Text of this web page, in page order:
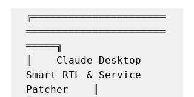
╔══════════════════════
═══════════════════════
═════╗
║    Claude Desktop
Smart RTL & Service
Patcher    ║